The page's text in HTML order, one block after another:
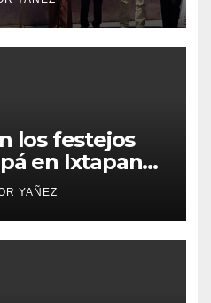
los festejos
en Ixtapan
YAÑEZ